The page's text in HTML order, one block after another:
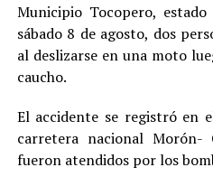
Municipio Tocopero,
sábado 8 de agosto, dos
al deslizarse en una moto
caucho.
El accidente se registró en
carretera nacional Morón-
fueron atendidos por los